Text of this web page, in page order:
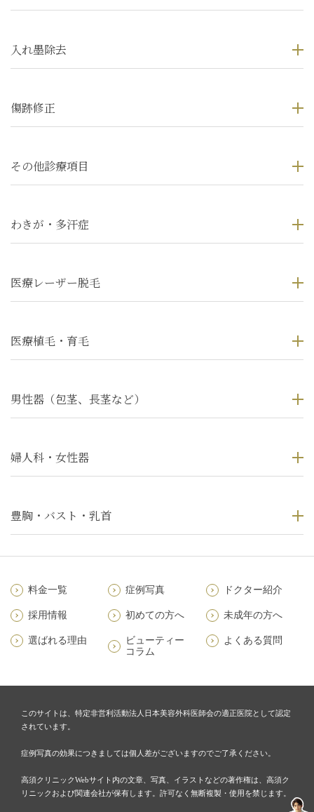
入れ墨除去
傷跡修正
その他診療項目
わきが・多汗症
医療レーザー脱毛
医療植毛・育毛
男性器（包茎、長茎など）
婦人科・女性器
豊胸・バスト・乳首
料金一覧 症例写真 ドクター紹介
採用情報 初めての方へ 未成年の方へ
選ばれる理由
ビューティー
コラム
よくある質問
このサイトは、特定非営利活動法人日本美容外科医師会の適正医院として認定
されています。
症例写真の効果につきましては個人差がございますのでご了承ください。
高須クリニックWebサイト内の文章、写真、イラストなどの著作権は、高須ク
リニックおよび関連会社が保有します。許可なく無断複製・使用を禁じます。